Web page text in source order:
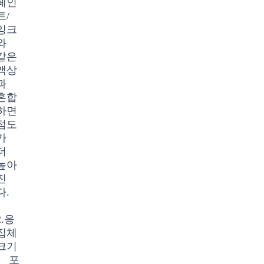
인
/
크
은
상
합
면
도
아
.
응
체
기
포